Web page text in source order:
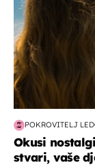
POKROVITELJ
Okusi
stvari, vaše